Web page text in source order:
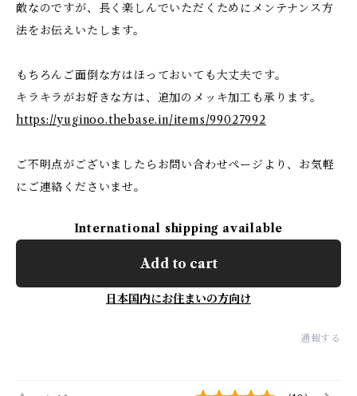
敵なのですが、長く楽しんでいただくためにメンテナンス方
法をお伝えいたします。
もちろんご面倒な方はほっておいても大丈夫です。
キラキラがお好きな方は、追加のメッキ加工も承ります。
https://yuginoo.thebase.in/items/99027992
ご不明点がございましたらお問い合わせページより、お気軽
にご連絡くださいませ。
International shipping available
Add to cart
日本国内にお住まいの方向け
通報する